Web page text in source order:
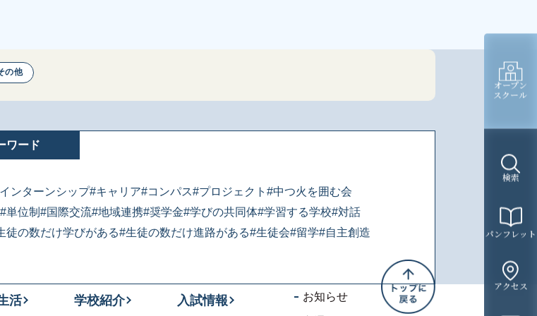
オープン
スクール
検索
パンフレット
アクセス
の他
ワード
ンターンシップ#キャリア#コンパス#プロジェクト #中つ火を囲む会
#単位制 #国際交流#地域連携#奨学金#学びの共同体#学習する学校#対話
徒の数だけ学びがある#生徒の数だけ進路がある#生徒会#留学#自主創造
活 学校紹介 入試情報 お知らせ